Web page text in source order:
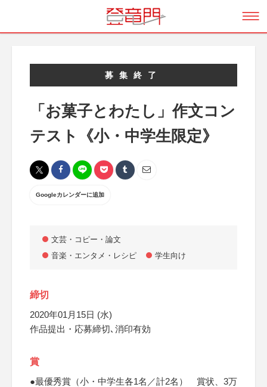
募集終了
「お菓子とわたし」作文コン
テスト《小・中学生限定》
Googleカレンダーに追加
文芸・コピー・論文
音楽・エンタメ・レシピ
学生向け
締切
2020年01月15日 (水)
作品提出・応募締切､消印有効
賞
●最優秀賞（小・中学生各1名／計2名） 賞状、3万